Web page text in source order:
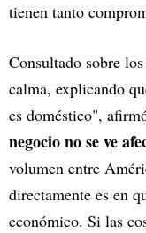
tienen tanto
Consultado sobre
calma, explicando
es doméstico",
negocio no se ve
volumen entre
directamente es en
económico. Si las